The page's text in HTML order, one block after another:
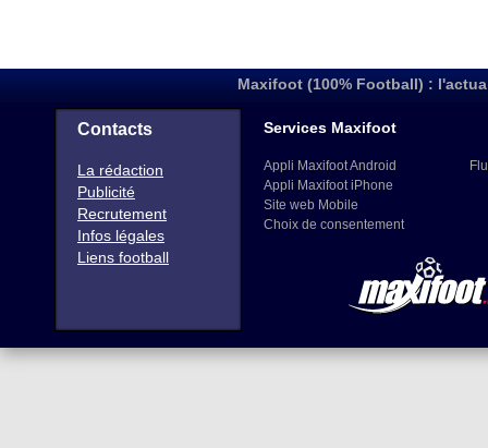
Maxifoot (100% Football) :
Contacts
La rédaction
Publicité
Recrutement
Infos légales
Liens football
Services Maxifoot
Appli Maxifoot Android
Appli Maxifoot iPhone
Site web Mobile
Choix de consentement